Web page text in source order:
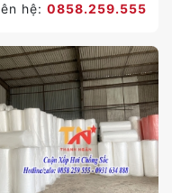
hệ: 0858.259.555